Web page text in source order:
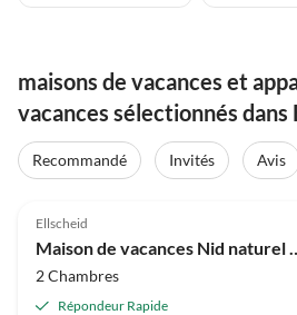
maisons de vacances et
vacances sélectionnés dans
Recommandé Invités Avis
Ellscheid
2 Chambres
Répondeur Rapide